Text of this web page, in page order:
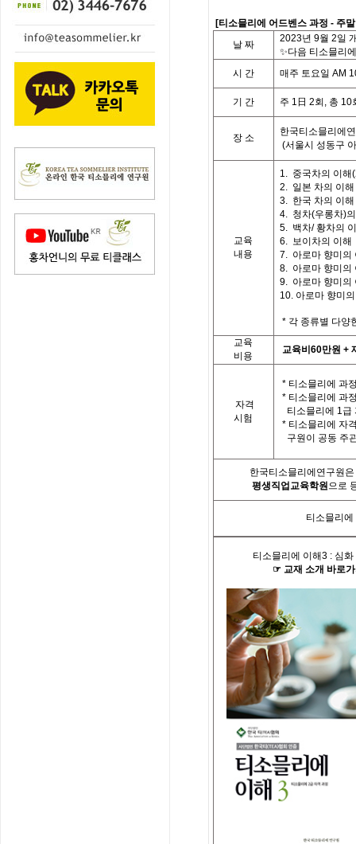
[티소믈리에 어드벤스 과정 - 주
날 짜
2023년 9월 2일
✨다음 티소믈리
시
간 매주 토요일 AM
기 간 주 1 日 2회 , 총 10
장 소
한국티소믈리에
(서울시 성동구
교육
내용
1. 중국차의 이해
2. 일본 차의 이해
3. 한국 차의 이해
4. 청차(우롱차)
5. 백차/ 황차의
6. 보이차의 이해
7. 아로마 향미의
8. 아로마 향미의
9. 아로마 향미의
10. 아로마 향미
* 각 종류별 다양
교육
비용
교육비 60만원 +
자격
시험
* 티소믈리에 과
* 티소믈리에 과
티소믈리에 1급
* 티소믈리에 자
구원이 공동 주
한국티소믈리에연구원
평생직업교육학원으로
티소믈리에
티소믈리에 이해3 : 심화
☞ 교재 소개 바로